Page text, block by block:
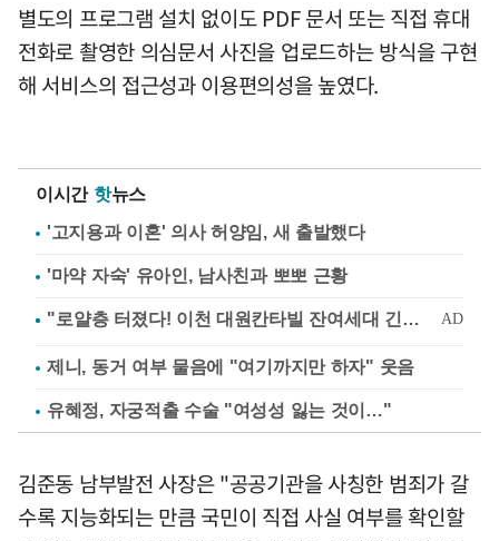
별도의 프로그램 설치 없이도 PDF 문서 또는 직접 휴대
전화로 촬영한 의심문서 사진을 업로드하는 방식을 구현
해 서비스의 접근성과 이용편의성을 높였다.
이시간 핫뉴스
'고지용과 이혼' 의사 허양임, 새 출발했다
'마약 자숙' 유아인, 남사친과 뽀뽀 근황
제니, 동거 여부 물음에 "여기까지만 하자" 웃음
유혜정, 자궁적출 수술 "여성성 잃는 것이…"
김준동 남부발전 사장은 "공공기관을 사칭한 범죄가 갈
수록 지능화되는 만큼 국민이 직접 사실 여부를 확인할